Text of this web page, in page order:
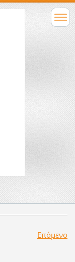
Επόμενο